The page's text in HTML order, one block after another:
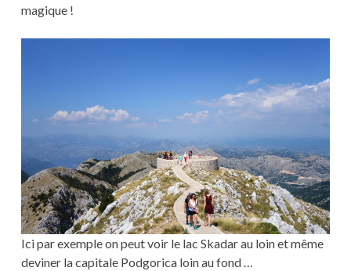
magique !
Ici par exemple on peut voir le lac Skadar au loin et même
deviner la capitale Podgorica loin au fond …